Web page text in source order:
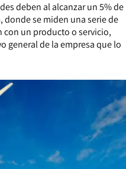
deben al alcanzar un 5% de
donde se miden una serie de
un producto o servicio,
general de la empresa que lo